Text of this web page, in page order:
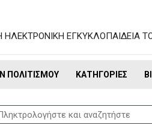
ΗΛΕΚΤΡΟΝΙΚΗ ΕΓΚΥΚΛΟΠΑΙΔΕΙΑ
ΠΟΛΙΤΙΣΜΟΎ ΚΑΤΗΓΟΡΊΕΣ